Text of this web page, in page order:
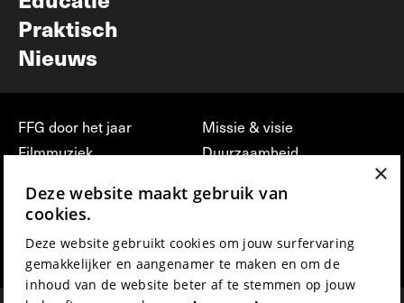
Praktisch
Nieuws
FFG door het jaar
Filmmuziek
Press & Industry
Film Fest Friends
Missie & visie
Duurzaamheid
vrijwilligerswerk bij FFG
Privacy & Disclaimer
×
Deze website maakt gebruik van
cookies.
Deze website gebruikt cookies om jouw surfervaring
gemakkelijker en aangenamer te maken en om de
inhoud van de website beter af te stemmen op jouw